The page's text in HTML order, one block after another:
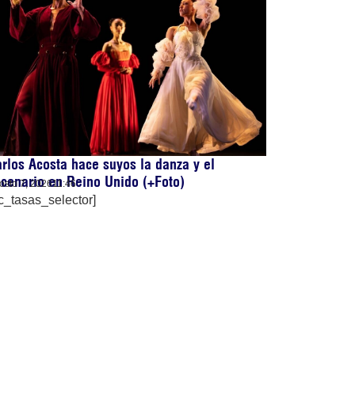
Acosta hace suyos la danza y el
en Reino Unido (+Foto)
7, 202611:46